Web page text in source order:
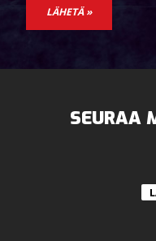
LÄHETÄ »
SEURAA